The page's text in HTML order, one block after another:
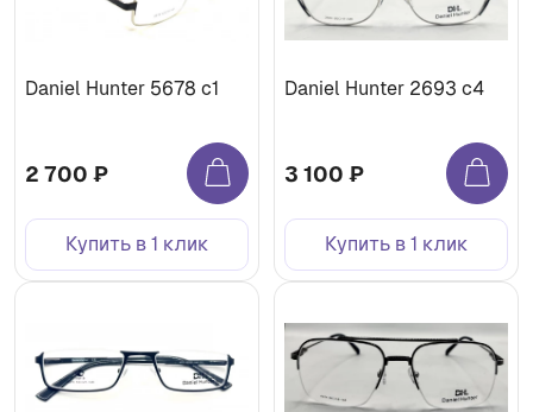
Daniel Hunter 5678 с1
2 700 ₽
Купить в 1 клик
Daniel Hunter 2693 с4
3 100 ₽
Купить в 1 клик